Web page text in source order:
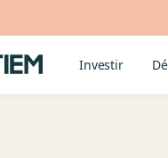
Investir